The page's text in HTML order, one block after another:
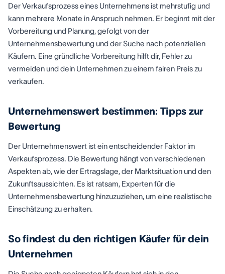
Der Verkaufsprozess eines Unternehmens ist mehrstufig und
kann mehrere Monate in Anspruch nehmen. Er beginnt mit der
Vorbereitung und Planung, gefolgt von der
Unternehmensbewertung und der Suche nach potenziellen
Käufern. Eine gründliche Vorbereitung hilft dir, Fehler zu
vermeiden und dein Unternehmen zu einem fairen Preis zu
verkaufen.
Unternehmenswert bestimmen: Tipps zur
Bewertung
Der Unternehmenswert ist ein entscheidender Faktor im
Verkaufsprozess. Die Bewertung hängt von verschiedenen
Aspekten ab, wie der Ertragslage, der Marktsituation und den
Zukunftsaussichten. Es ist ratsam, Experten für die
Unternehmensbewertung hinzuzuziehen, um eine realistische
Einschätzung zu erhalten.
So findest du den richtigen Käufer für dein
Unternehmen